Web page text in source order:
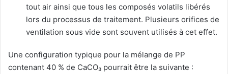
tout air ainsi que tous les composés volatils libérés
lors du processus de traitement. Plusieurs orifices de
ventilation sous vide sont souvent utilisés à cet effet.
Une configuration typique pour la mélange de PP
contenant 40 % de CaCO₃ pourrait être la suivante :